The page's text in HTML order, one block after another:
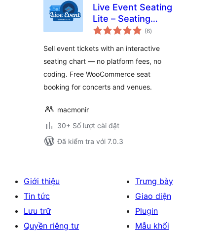
Live Event Seating
Lite – Seating
Chart, Floor Plan &
(6tổng
đánh
)
Sell event tickets with an interactive
seating chart — no platform fees, no
coding. Free WooCommerce seat
booking for concerts and venues.
macmonir
30+ Số lượt cài đặt
Đã kiểm tra với 7.0.3
Giới thiệu
Tin tức
Lưu trữ
Quyền riêng tư
Trưng bày
Giao diện
Plugin
Mẫu khối